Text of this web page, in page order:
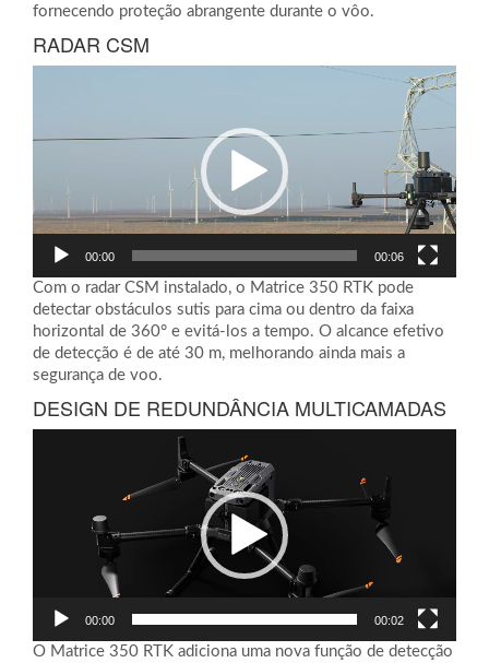
fornecendo proteção abrangente durante o vôo.
RADAR CSM
00:00 00:06
Com o radar CSM instalado, o Matrice 350 RTK pode
detectar obstáculos sutis para cima ou dentro da faixa
horizontal de 360° e evitá-los a tempo. O alcance efetivo
de detecção é de até 30 m, melhorando ainda mais a
segurança de voo.
DESIGN DE REDUNDÂNCIA MULTICAMADAS
00:00 00:02
O Matrice 350 RTK adiciona uma nova função de detecção